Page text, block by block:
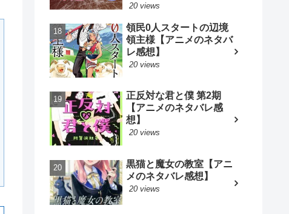
20 views
領民0人スタートの辺境
領主様【アニメのネタバ
レ感想】
20 views
正反対な君と僕 第2期
【アニメのネタバレ感
想】
20 views
黒猫と魔女の教室【アニ
メのネタバレ感想】
20 views